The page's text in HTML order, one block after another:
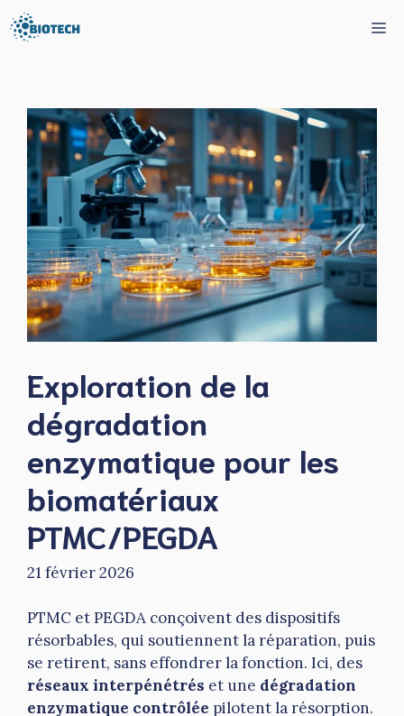
Aller
au
Exploration de la
dégradation
enzymatique pour les
biomatériaux
PTMC/PEGDA
21 février 2026
PTMC et PEGDA conçoivent des dispositifs
résorbables, qui soutiennent la réparation, puis
se retirent, sans effondrer la fonction. Ici, des
réseaux interpénétrés et une dégradation
enzymatique contrôlée pilotent la résorption.